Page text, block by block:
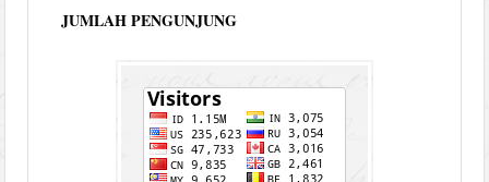
JUMLAH PENGUNJUNG